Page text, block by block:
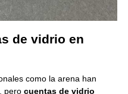
de vidrio en
como la arena han
pero cuentas de vidrio